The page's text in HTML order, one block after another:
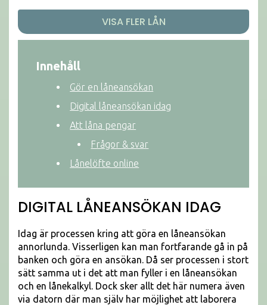
VISA FLER LÅN
Innehåll
Gör en låneansökan
Digital låneansökan idag
Att låna pengar
Frågor & svar
Lånelöfte online
DIGITAL LÅNEANSÖKAN IDAG
Idag är processen kring att göra en låneansökan
annorlunda. Visserligen kan man fortfarande gå in på
banken och göra en ansökan. Då ser processen i stort
sätt samma ut i det att man fyller i en låneansökan
och en lånekalkyl. Dock sker allt det här numera även
via datorn där man själv har möjlighet att laborera